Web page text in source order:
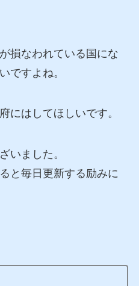
損なわれている国にな
ですよね。
にはしてほしいです。
いました。
と毎日更新する励みに